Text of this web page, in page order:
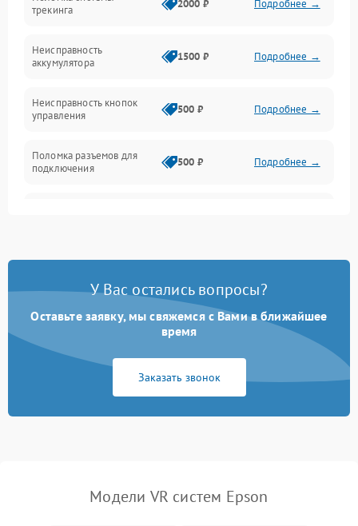
трекинга
2000 ₽ Подробнее →
Неисправность
аккумулятора
1500 ₽ Подробнее →
Неисправность кнопок
управления
500 ₽ Подробнее →
Поломка разъемов для
подключения
500 ₽ Подробнее →
Повреждение проводов 500 ₽ Подробнее →
Неисправность системы
защиты от перегрузок
1000 ₽
Поломка системы
автоматического
Неисправность системы
защиты от перегрева
1000 ₽ Подробнее →
У Вас остались вопросы?
Оставьте заявку, мы свяжемся с Вами в ближайшее
время
Заказать звонок
Модели VR систем Epson